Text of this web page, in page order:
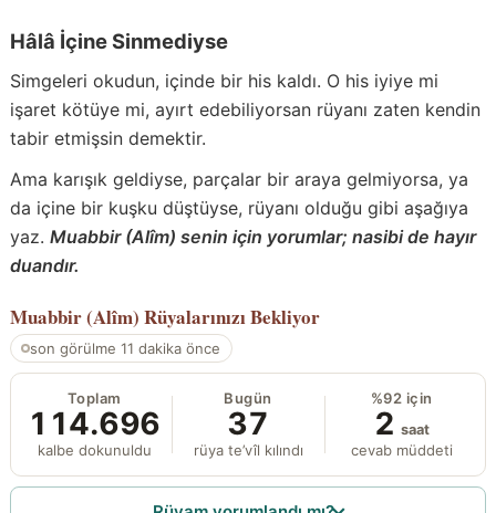
Hâlâ İçine Sinmediyse
Simgeleri okudun, içinde bir his kaldı. O his iyiye mi
işaret kötüye mi, ayırt edebiliyorsan rüyanı zaten kendin
tabir etmişsin demektir.
Ama karışık geldiyse, parçalar bir araya gelmiyorsa, ya
da içine bir kuşku düştüyse, rüyanı olduğu gibi aşağıya
yaz. Muabbir (Alîm) senin için yorumlar; nasibi de hayır
duandır.
Muabbir (Alîm) Rüyalarınızı Bekliyor
son görülme 11 dakika önce
Toplam
114.696
kalbe dokunuldu
Bugün
37
rüya te’vîl kılındı
%92 için
2 saat
cevab müddeti